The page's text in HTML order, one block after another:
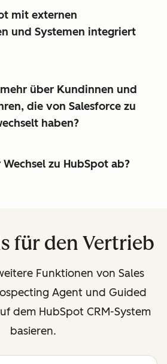
mit externen
und Systemen integriert
über Kundinnen und
die von Salesforce zu
haben?
zu HubSpot ab?
für den Vertrieb
Funktionen von Sales
Agent und Guided
dem HubSpot CRM-System
basieren.